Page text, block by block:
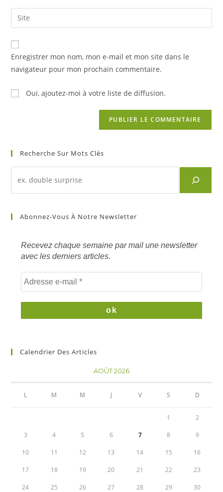
comment
email
address
comment
Saisir
l’URL
de
votre
(facultatif)
Enregistrer mon nom, mon e-mail et mon site dans le
navigateur pour mon prochain commentaire.
Oui, ajoutez-moi à votre liste de diffusion.
Recherche Sur Mots Clés
d'un
mots
Abonnez-Vous À Notre Newsletter
Recevez chaque semaine par mail une newsletter
avec les derniers articles.
Calendrier Des Articles
AOÛT 2026
L M M J V S D
1 2
3 4 5 6 7 8 9
10 11 12 13 14 15 16
17 18 19 20 21 22 23
24 25 26 27 28 29 30